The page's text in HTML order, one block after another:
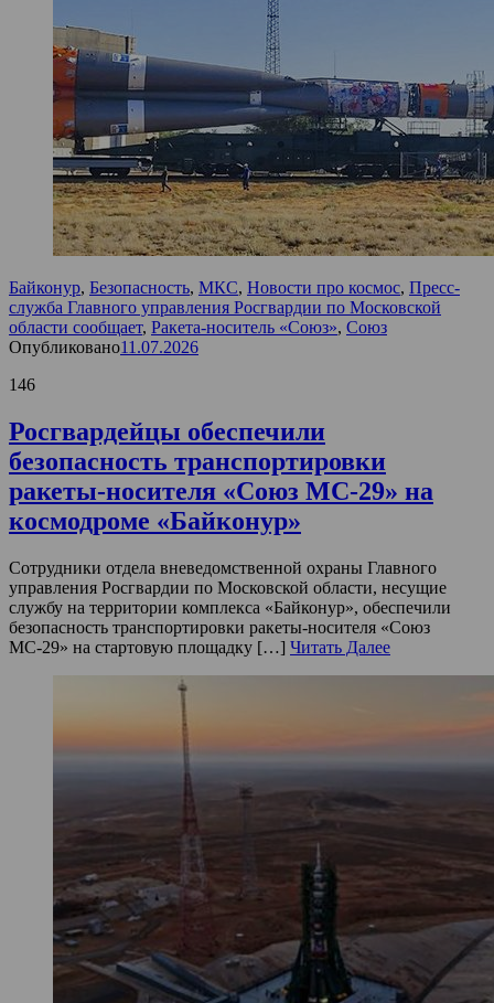
Байконур, Безопасность, МКС, Новости про космос, Пресс-
служба Главного управления Росгвардии по Московской
области сообщает, Ракета-носитель «Союз», Союз
Опубликовано11.07.2026
146
Росгвардейцы обеспечили
безопасность транспортировки
ракеты-носителя «Союз МС-29» на
космодроме «Байконур»
Сотрудники отдела вневедомственной охраны Главного
управления Росгвардии по Московской области, несущие
службу на территории комплекса «Байконур», обеспечили
безопасность транспортировки ракеты-носителя «Союз
МС-29» на стартовую площадку […] Читать Далее